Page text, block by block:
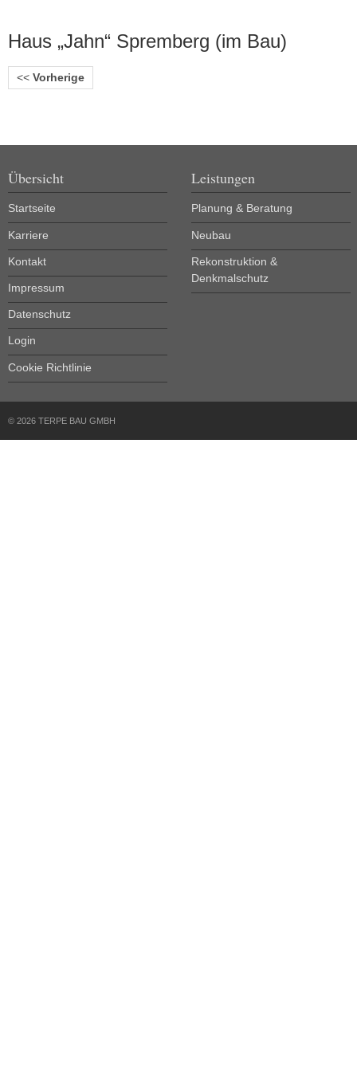
Haus „Jahn“ Spremberg (im Bau)
<< Vorherige
Übersicht
Startseite
Karriere
Kontakt
Impressum
Datenschutz
Login
Cookie Richtlinie
Leistungen
Planung & Beratung
Neubau
Rekonstruktion &
Denkmalschutz
© 2026 TERPE BAU GMBH